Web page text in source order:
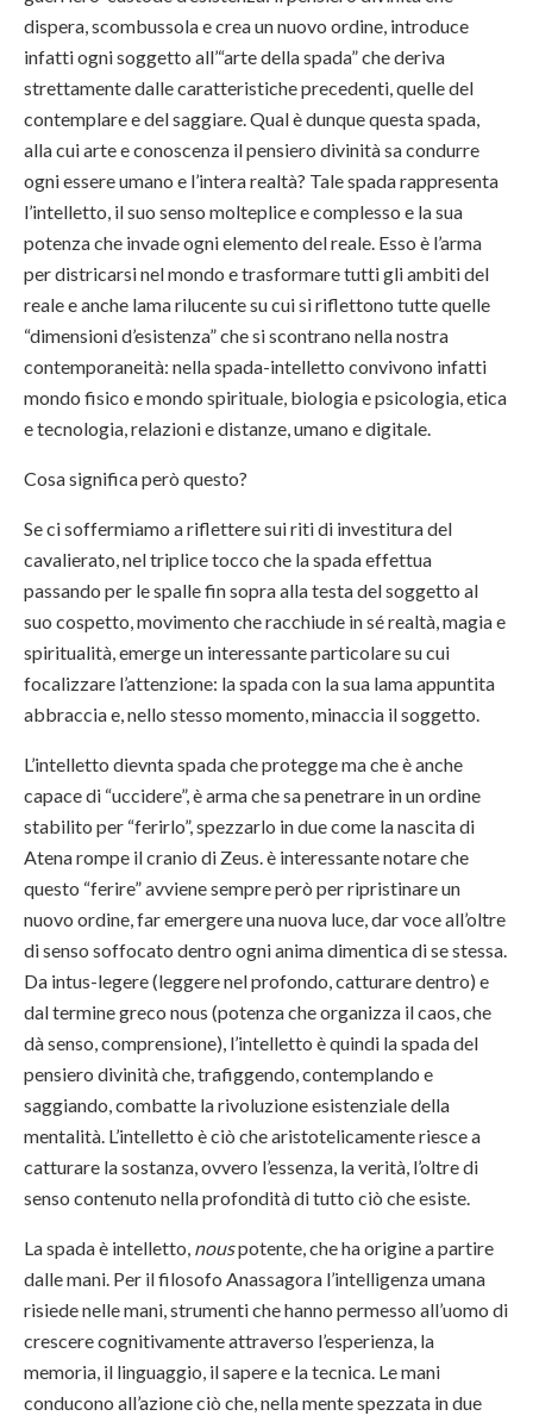
dispera, scombussola e crea un nuovo ordine, introduce
infatti ogni soggetto all’“arte della spada” che deriva
strettamente dalle caratteristiche precedenti, quelle del
contemplare e del saggiare. Qual è dunque questa spada,
alla cui arte e conoscenza il pensiero divinità sa condurre
ogni essere umano e l’intera realtà? Tale spada rappresenta
l’intelletto, il suo senso molteplice e complesso e la sua
potenza che invade ogni elemento del reale. Esso è l’arma
per districarsi nel mondo e trasformare tutti gli ambiti del
reale e anche lama rilucente su cui si riflettono tutte quelle
“dimensioni d’esistenza” che si scontrano nella nostra
contemporaneità: nella spada-intelletto convivono infatti
mondo fisico e mondo spirituale, biologia e psicologia, etica
e tecnologia, relazioni e distanze, umano e digitale.
Cosa significa però questo?
Se ci soffermiamo a riflettere sui riti di investitura del
cavalierato, nel triplice tocco che la spada effettua
passando per le spalle fin sopra alla testa del soggetto al
suo cospetto, movimento che racchiude in sé realtà, magia e
spiritualità, emerge un interessante particolare su cui
focalizzare l’attenzione: la spada con la sua lama appuntita
abbraccia e, nello stesso momento, minaccia il soggetto.
L’intelletto dievnta spada che protegge ma che è anche
capace di “uccidere”, è arma che sa penetrare in un ordine
stabilito per “ferirlo”, spezzarlo in due come la nascita di
Atena rompe il cranio di Zeus. è interessante notare che
questo “ferire” avviene sempre però per ripristinare un
nuovo ordine, far emergere una nuova luce, dar voce all’oltre
di senso soffocato dentro ogni anima dimentica di se stessa.
Da intus-legere (leggere nel profondo, catturare dentro) e
dal termine greco nous (potenza che organizza il caos, che
dà senso, comprensione), l’intelletto è quindi la spada del
pensiero divinità che, trafiggendo, contemplando e
saggiando, combatte la rivoluzione esistenziale della
mentalità. L’intelletto è ciò che aristotelicamente riesce a
catturare la sostanza, ovvero l’essenza, la verità, l’oltre di
senso contenuto nella profondità di tutto ciò che esiste.
La spada è intelletto, nouspotente, che ha origine a partire
dalle mani. Per il filosofo Anassagora l’intelligenza umana
risiede nelle mani, strumenti che hanno permesso all’uomo di
crescere cognitivamente attraverso l’esperienza, la
memoria, il linguaggio, il sapere e la tecnica. Le mani
conducono all’azione ciò che, nella mente spezzata in due